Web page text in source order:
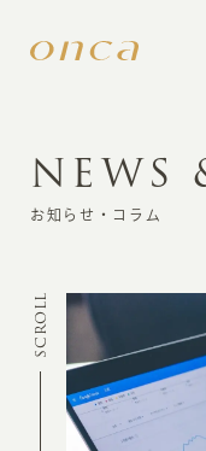
CREATION
MARKETING
NEWS
お知らせ・コラム
SCROLL